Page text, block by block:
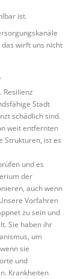
ist.
wirft uns nicht
Resilienz
Stadt
schädlich sind.
weit entfernten
Strukturen, ist es
und es
der
auch wenn
Vorfahren
zu sein und
Sie haben ihr
um
sie
und
Krankheiten